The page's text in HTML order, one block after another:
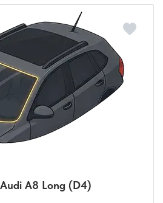
A8 Long (D4)